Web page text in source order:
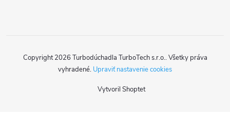
Vytvoril Shoptet
Copyright 2026 Turbodúchadla TurboTech s.r.o.. Všetky práva
vyhradené. Upraviť nastavenie cookies